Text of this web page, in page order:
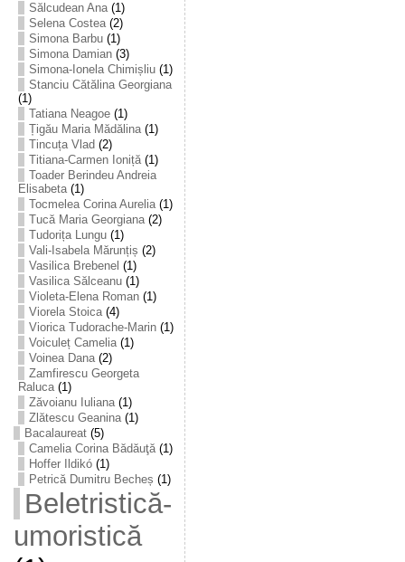
Sălcudean Ana(1)
Selena Costea(2)
Simona Barbu(1)
Simona Damian(3)
Simona-Ionela Chimișliu(1)
Stanciu Cătălina Georgiana
(1)
Tatiana Neagoe(1)
Țigău Maria Mădălina(1)
Tincuța Vlad (2)
Titiana-Carmen Ioniță(1)
Toader Berindeu Andreia
Elisabeta(1)
Tocmelea Corina Aurelia(1)
Tucă Maria Georgiana(2)
Tudorița Lungu(1)
Vali-Isabela Mărunțiș (2)
Vasilica Brebenel (1)
Vasilica Sălceanu(1)
Violeta-Elena Roman(1)
Viorela Stoica(4)
Viorica Tudorache-Marin(1)
Voiculeț Camelia(1)
Voinea Dana(2)
Zamfirescu Georgeta
Raluca(1)
Zăvoianu Iuliana(1)
Zlătescu Geanina(1)
Bacalaureat(5)
Camelia Corina Bădăuţă(1)
Hoffer Ildikó(1)
Petrică Dumitru Becheș (1)
Beletristică-
umoristică